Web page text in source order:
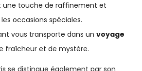
une touche de raffinement et
occasions spéciales.
vous transporte dans unvoyage
fraîcheur et de mystère.
se distingue également par son